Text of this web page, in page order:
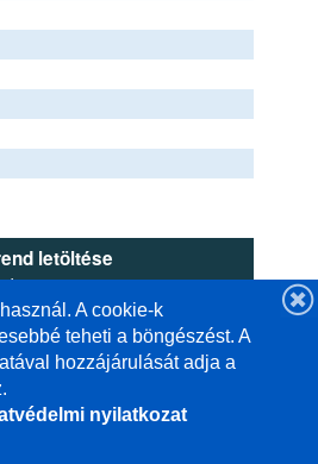
letöltése
A cookie-k
teheti a böngészést. A
hozzájárulását adja a
nyilatkozat